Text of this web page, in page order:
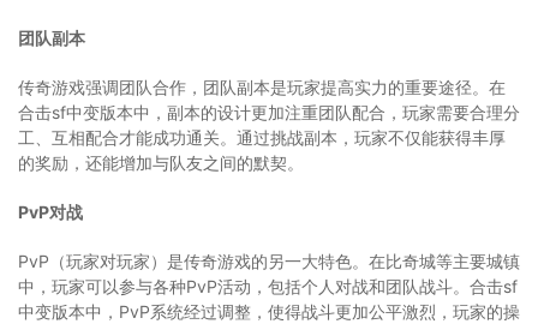
团队副本
传奇游戏强调团队合作，团队副本是玩家提高实力的重要途径。在
合击sf中变版本中，副本的设计更加注重团队配合，玩家需要合理分
工、互相配合才能成功通关。通过挑战副本，玩家不仅能获得丰厚
的奖励，还能增加与队友之间的默契。
PvP对战
PvP（玩家对玩家）是传奇游戏的另一大特色。在比奇城等主要城镇
中，玩家可以参与各种PvP活动，包括个人对战和团队战斗。合击sf
中变版本中，PvP系统经过调整，使得战斗更加公平激烈，玩家的操